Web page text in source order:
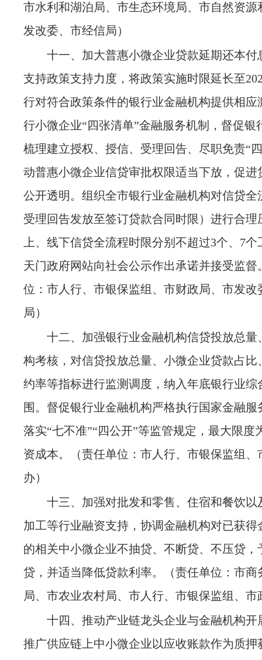
市水利和湖泊局、市生态环境局、市自然资源
发改委、市经信局）
十一、加大普惠小微企业贷款延期还本付
支持政策支持力度，将政策实施时限延长至
行对符合政策条件的银行业金融机构提供相应
行小微企业“四张清单”金融服务机制，督促银
梳理建立授权、授信、受理回告、尽职免责“
动普惠小微企业信贷审批权限适当下放，促进
公开透明。组织全市银行业金融机构对信贷全
受理回告发放至签订贷款合同时限）进行合理
上、线下信贷全流程时限分别不超过3个、7
天门政府网站向社会公示作出承诺并接受监督
位：市人行、市银保监组、市财政局、市发改
局）
十二、加强银行业金融机构信贷投放总量
构考核，对信贷投放总量、小微企业贷款占比
约率等指标进行监测调度，纳入年底银行业综
围。督促银行业金融机构严格执行国家金融服
落实“七不准”“四公开”等监管规定，最大限度
资成本。
（责任单位：市人行、市银保监组
办）
十三、加强对批发和零售、住宿和餐饮以
加工等行业融资支持，协调金融机构对已获得
的相关中小微企业不抽贷、不断贷、不压贷，
贷，并适当降低贷款利率。
（责任单位：市
局、市农业农村局、市人行、市银保监组、市
十四、推动产业链龙头企业与金融机构开
推广供应链上中小微企业以应收账款作为质押